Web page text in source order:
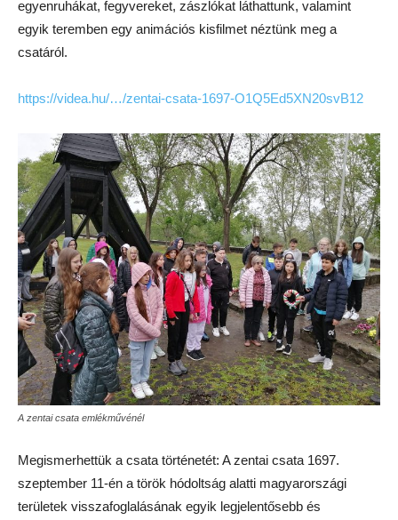
egyenruhákat, fegyvereket, zászlókat láthattunk, valamint
egyik teremben egy animációs kisfilmet néztünk meg a
csatáról.
https://videa.hu/…/zentai-csata-1697-O1Q5Ed5XN20svB12
A zentai csata emlékművénél
Megismerhettük a csata történetét: A zentai csata 1697.
szeptember 11-én a török hódoltság alatti magyarországi
területek visszafoglalásának egyik legjelentősebb és